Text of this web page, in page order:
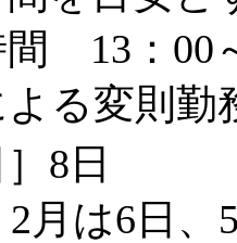
13：00
る変則勤
8日
月は6日、